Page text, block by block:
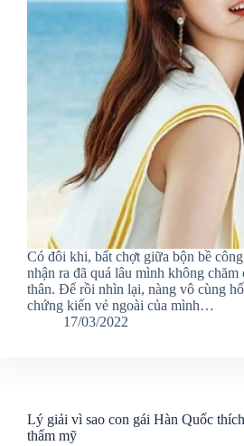
Có đôi khi, bất chợt giữa bộn bề
nhận ra đã quá lâu mình không chăm
thân. Để rồi nhìn lại, nàng vô cùng
chứng kiến vẻ ngoài của mình…
17/03/2022
Lý giải vì sao con gái Hàn Quốc
thẩm mỹ